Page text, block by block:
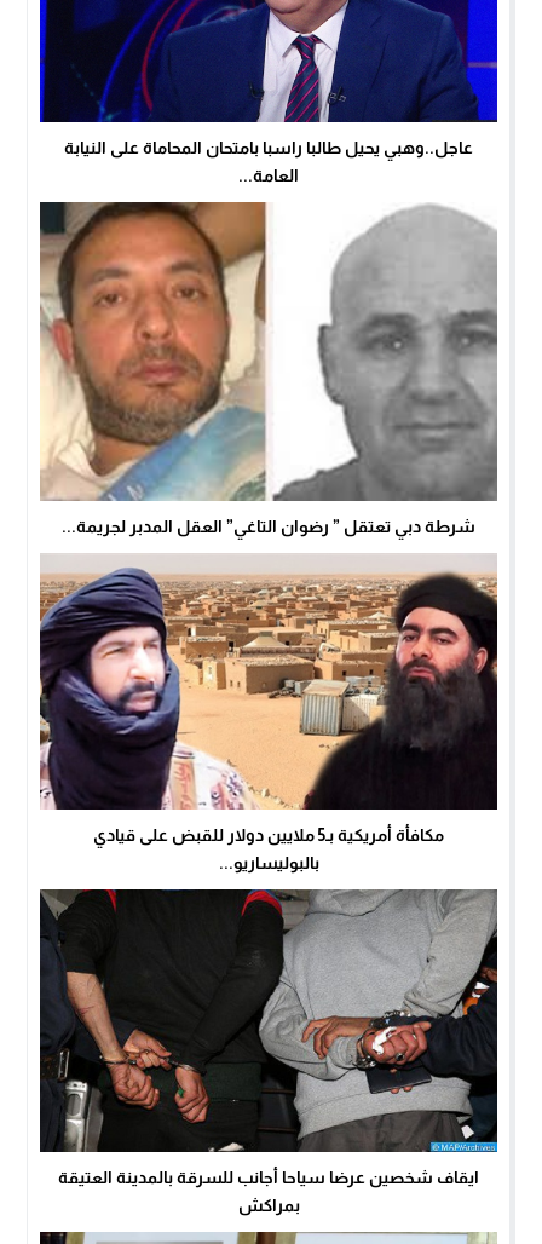
عاجل..وهبي يحيل طالبا راسبا بامتحان المحاماة على النيابة
العامة...
شرطة دبي تعتقل ” رضوان التاغي” العقل المدبر لجريمة...
مكافأة أمريكية بـ5 ملايين دولار للقبض على قيادي
بالبوليساريو...
بمراكش